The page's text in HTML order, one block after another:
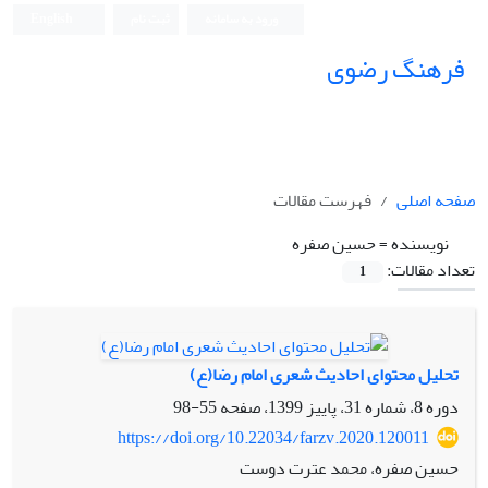
فرهنگ رضوی
صفحه اصلی
فهرست مقالات
نویسنده =حسین صفره
تعداد مقالات:
1
تحلیل محتوای احادیث شعری امام رضا(ع)
دوره 8، شماره 31، پاییز 1399، صفحه
55-98
https://doi.org/10.22034/farzv.2020.120011
حسین صفره، محمد عترت دوست